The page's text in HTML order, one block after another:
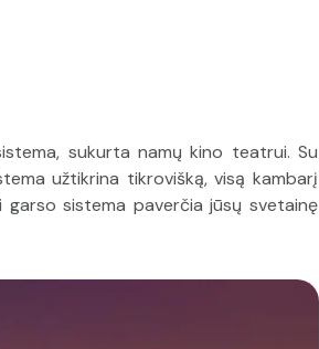
sukurta namų kino teatrui. Su
užtikrina tikrovišką, visą kambarį
garso sistema paverčia jūsų svetainę